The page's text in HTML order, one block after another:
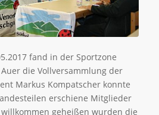
fand in der Sportzone
Auer die Vollversammlung der
Markus Kompatscher konnte
erschiene Mitglieder
geheißen wurden die